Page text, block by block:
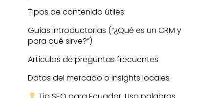
Tipos de contenido útiles:
Guías introductorias (“¿Qué es un CRM y
para qué sirve?”)
Artículos de preguntas frecuentes
Datos del mercado o insights locales